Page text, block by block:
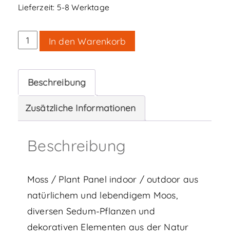
Lieferzeit: 5-8 Werktage
Moos
Panel
Menge
In den Warenkorb
Beschreibung
Zusätzliche Informationen
Beschreibung
Moss / Plant Panel indoor / outdoor aus
natürlichem und lebendigem Moos,
diversen Sedum-Pflanzen und
dekorativen Elementen aus der Natur